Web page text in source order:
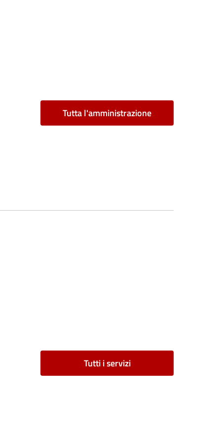
Tutta l'amministrazione
Tutti i servizi